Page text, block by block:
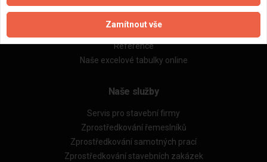
Reference
Naše excelové tabulky online
Naše služby
Servis pro stavební firmy
Zprostředkování řemeslníků
Zprostředkování samotných prací
Zprostředkování stavebních zakázek
Zamítnout vše